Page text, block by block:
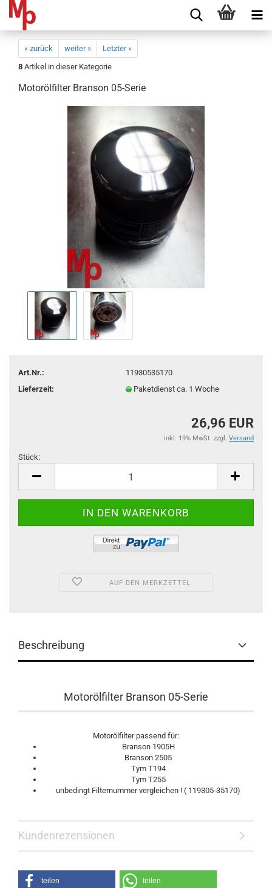
« zurück weiter »
Letzter »
8 Artikel in dieser Kategorie
Motorölfilter Branson 05-Serie
Art.Nr.:
11930535170
Lieferzeit:
Paketdienst ca. 1 Woche
26,96 EUR
inkl. 19% MwSt. zzgl. Versand
Stück:
AUF DEN MERKZETTEL
Beschreibung
Motorölfilter Branson 05-Serie
Motorölfilter passend für:
Branson 1905H
Branson 2505
Tym T194
Tym T255
unbedingt Filternummer vergleichen ! ( 119305-35170)
Kundenrezensionen
teilen teilen